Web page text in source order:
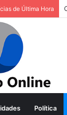
de Última Hora
Política